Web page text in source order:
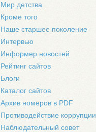
Мир детства
Кроме того
Наше старшее поколение
Интервью
Информер новостей
Рейтинг сайтов
Блоги
Каталог сайтов
Архив номеров в PDF
Противодействие коррупции
Наблюдательный совет